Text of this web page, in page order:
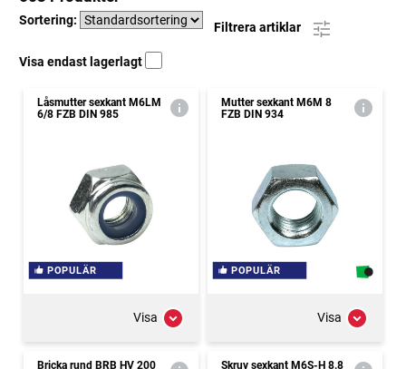
Sortering:
Filtrera artiklar
Visa endast lagerlagt
Låsmutter sexkant M6LM
6/8 FZB DIN 985
POPULÄR
Visa
Mutter sexkant M6M 8
FZB DIN 934
POPULÄR
Visa
Bricka rund BRB HV 200
Skruv sexkant M6S-H 8.8